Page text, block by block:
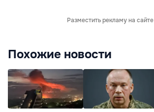
Разместить рекламу на сайте
Похожие новости